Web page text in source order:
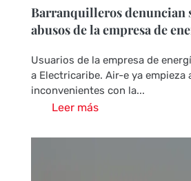
Barranquilleros denuncian
abusos de la empresa de
Usuarios de la empresa de
a Electricaribe. Air-e ya empieza
inconvenientes con la...
Leer más